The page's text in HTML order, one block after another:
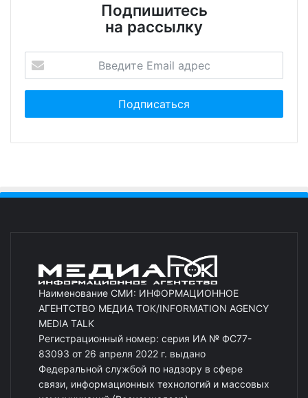
Подпишитесь
на рассылку
Наименование СМИ: ИНФОРМАЦИОННОЕ
АГЕНТСТВО МЕДИА ТОК/INFORMATION AGENCY
MEDIA TALK
Регистрационный номер: серия ИА № ФС77-
83093 от 26 апреля 2022 г. выдано
Федеральной службой по надзору в сфере
связи, информационных технологий и массовых